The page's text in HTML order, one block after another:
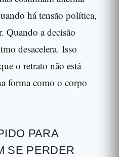
há tensão política,
Quando a decisão
desacelera. Isso
o retrato não está
forma como o corpo
PARA
SE PERDER